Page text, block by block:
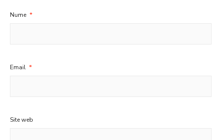
Nume *
Email *
Site web